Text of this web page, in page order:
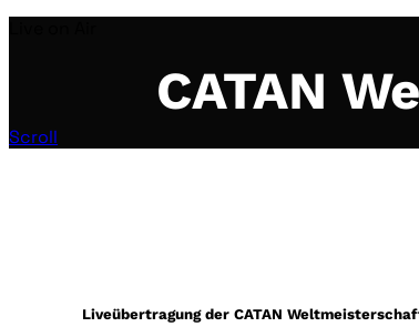
CATAN
Scroll
Liveübertragung der CATAN